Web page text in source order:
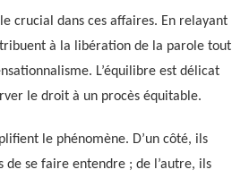
crucial dans ces affaires. En relayant
à la libération de la parole tout
L’équilibre est délicat
le droit à un procès équitable.
le phénomène. D’un côté, ils
se faire entendre ; de l’autre, ils